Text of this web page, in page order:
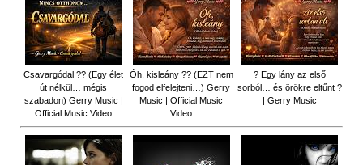
Csavargódal ?? (Egy élet
út nélkül… mégis
szabadon) Gerry Music |
Official Music Video
Óh, kisleány ?? (EZT nem
fogod elfelejteni…) Gerry
Music | Official Music
Video
? Egy lány az első
sorból… és örökre eltűnt ?
| Gerry Music